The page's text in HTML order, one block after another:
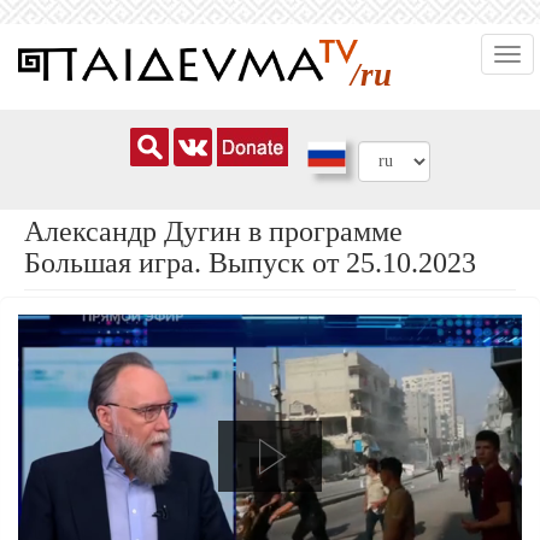
основному
/ru
Александр Дугин в программе
Большая игра. Выпуск от 25.10.2023